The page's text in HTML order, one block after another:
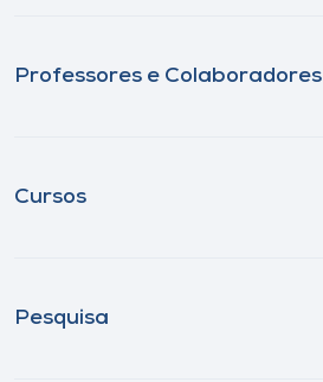
Professores e Colaboradores
Cursos
Pesquisa